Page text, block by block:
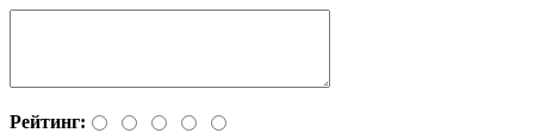
Рейтинг: